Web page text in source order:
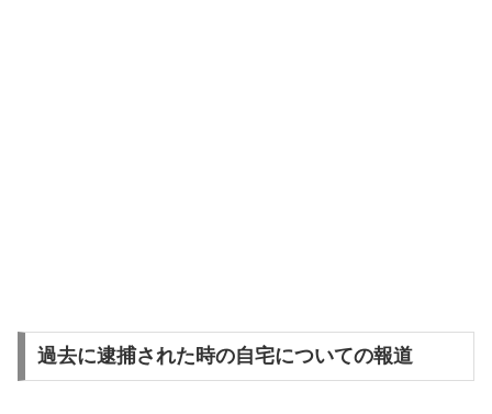
過去に逮捕された時の自宅についての報道